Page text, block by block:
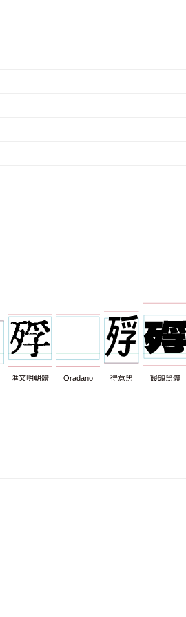
匯文明朝體 Oradano 得意黑 饅頭黑體